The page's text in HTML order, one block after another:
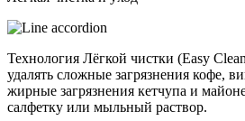
Технология Лёгкой чистки (Easy
удалять сложные загрязнения кофе,
жирные загрязнения кетчупа и
салфетку или мыльный раствор.